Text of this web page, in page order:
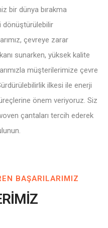
bir dünya bırakma
dönüştürülebilir
çevreye zarar
sunarken, yüksek kalite
müşterilerimize çevre
ilkesi ile enerji
önem veriyoruz. Siz
çantaları tercih ederek
BAŞARILARIMIZ